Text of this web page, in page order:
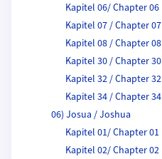
Kapitel 06/ Chapter 06
Kapitel 07 / Chapter 07
Kapitel 08 / Chapter 08
Kapitel 30 / Chapter 30
Kapitel 32 / Chapter 32
Kapitel 34 / Chapter 34
06) Josua / Joshua
Kapitel 01/ Chapter 01
Kapitel 02/ Chapter 02